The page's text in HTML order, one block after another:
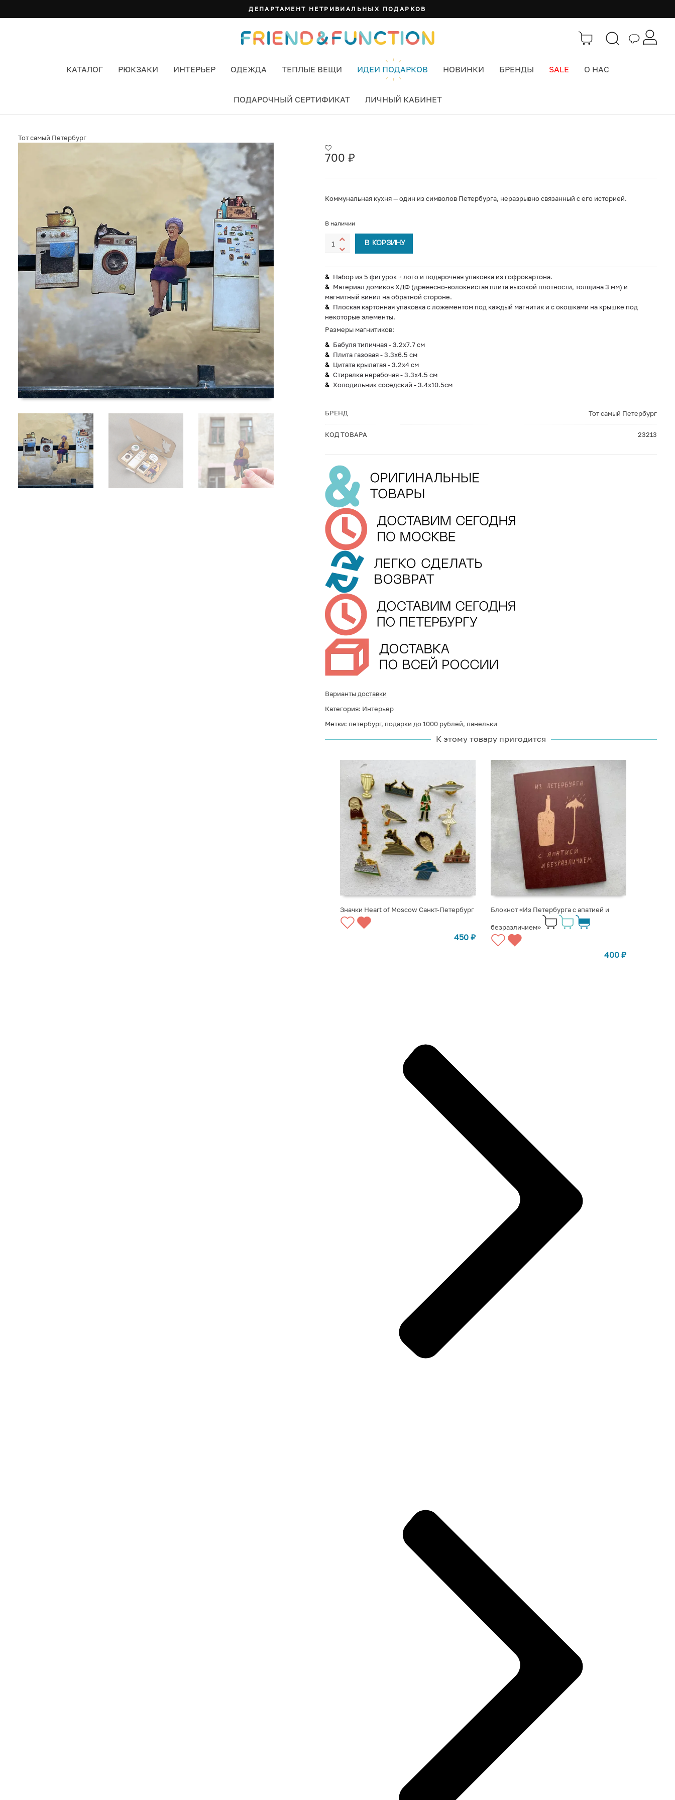
ДЕПАРТАМЕНТ НЕТРИВИАЛЬНЫХ ПОДАРКОВ
КАТАЛОГ РЮКЗАКИ ИНТЕРЬЕР ОДЕЖДА ТЕПЛЫЕ ВЕЩИ ИДЕИ ПОДАРКОВ НОВИНКИ БРЕНДЫ SALE О НАС
ПОДАРОЧНЫЙ СЕРТИФИКАТ ЛИЧНЫЙ КАБИНЕТ
Тот самый Петербург
700 ₽
Коммунальная кухня — один из символов Петербурга, неразрывно связанный с его историей.
В наличии
В КОРЗИНУ
Набор из 5 фигурок + лого и подарочная упаковка из гофрокартона.
Материал домиков ХДФ (древесно-волокнистая плита высокой плотности, толщина 3 мм) и
магнитный винил на обратной стороне.
Плоская картонная упаковка с ложементом под каждый магнитик и с окошками на крышке под
некоторые элементы.
Размеры магнитиков:
Бабуля типичная - 3.2х7.7 см
Плита газовая - 3.3х6.5 см
Цитата крылатая - 3.2х4 см
Стиралка нерабочая - 3.3х4.5 см
Холодильник соседский - 3.4х10.5см
БРЕНД Тот самый Петербург
КОД ТОВАРА 23213
Варианты доставки
Категория: Интерьер
Метки: петербург, подарки до 1000 рублей, панельки
К этому товару пригодится
ВЫБРАТЬ ВАРИАНТЫ
Значки Heart of Moscow Санкт-Петербург
450 ₽
Блокнот «Из Петербурга с апатией и
безразличием»
400 ₽